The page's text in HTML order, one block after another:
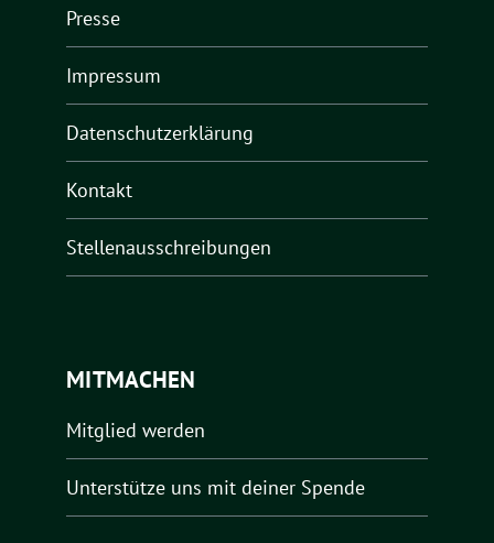
Presse
Impressum
Datenschutzerklärung
Kontakt
Stellenausschreibungen
MITMACHEN
Mitglied werden
Unterstütze uns mit deiner Spende